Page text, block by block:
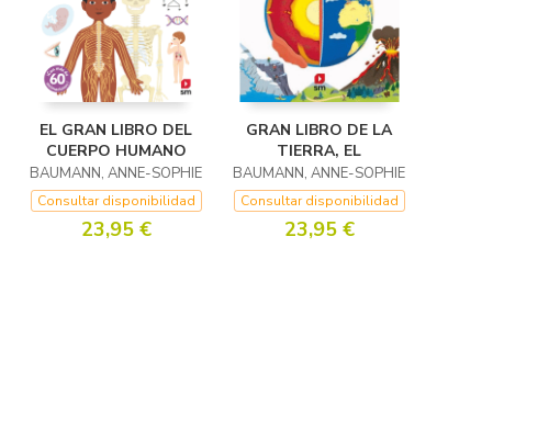
EL GRAN LIBRO DEL
CUERPO HUMANO
BAUMANN, ANNE-SOPHIE
Consultar disponibilidad
23,95 €
GRAN LIBRO DE LA
TIERRA, EL
BAUMANN, ANNE-SOPHIE
Consultar disponibilidad
23,95 €